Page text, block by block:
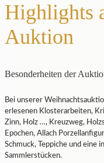
Highlights
Auktion
Besonderheiten der
Bei unserer
erlesenen Klosterarbeiten,
Zinn, Holz …, Kreuzweg,
Epochen, Allach
Schmuck, Teppiche und eine
Sammlerstücken.